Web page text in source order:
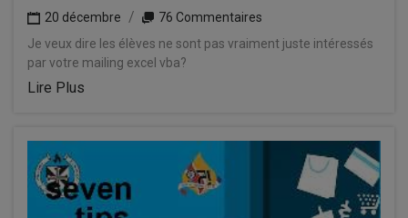
20 décembre
76 Commentaires
Je veux dire les élèves ne sont pas vraiment juste intéressés
par votre mailing excel vba?
Lire Plus